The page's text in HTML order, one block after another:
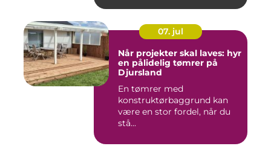
07. jul
Når projekter skal laves: hyr
en pålidelig tømrer på
Djursland
En tømrer med
konstruktørbaggrund kan
være en stor fordel, når du
stå...